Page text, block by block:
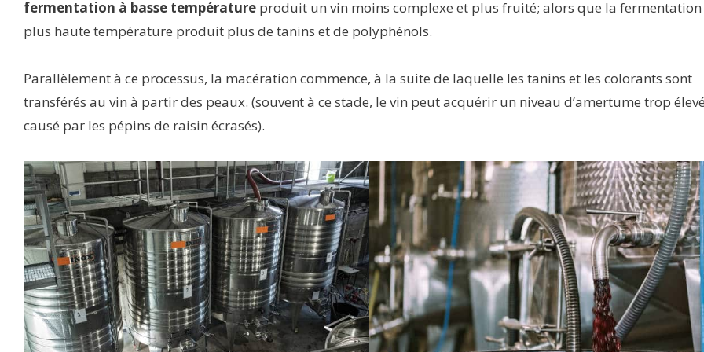
fermentation à basse température produit un vin moins complexe et plus fruité; alors que la fermentation
plus haute température produit plus de tanins et de polyphénols.
Parallèlement à ce processus, la macération commence, à la suite de laquelle les tanins et les colorants sont
transférés au vin à partir des peaux. (souvent à ce stade, le vin peut acquérir un niveau d’amertume trop
causé par les pépins de raisin écrasés).